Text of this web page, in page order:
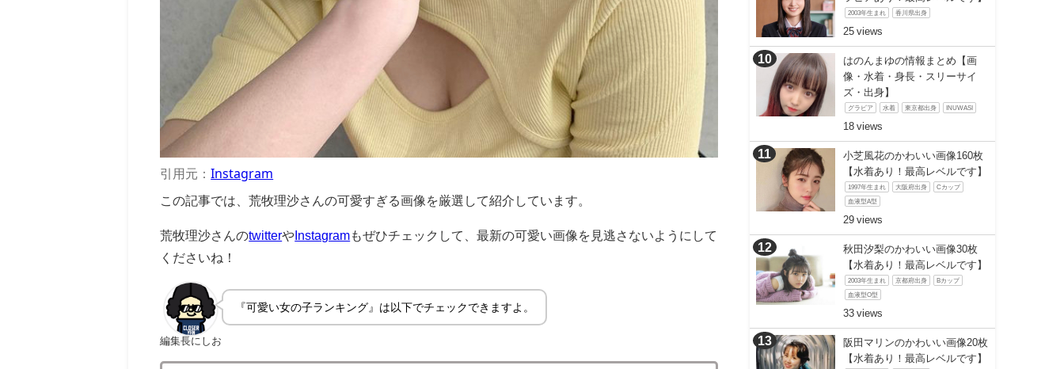
引用元：Instagram
この記事では、荒牧理沙さんの可愛すぎる画像を厳選して紹介しています。
荒牧理沙さんのtwitterや Instagramもぜひチェックして、最新の可愛い画像を見逃さないようにして
くださいね！
編集長にしお
『可愛い女の子ランキング』は以下でチェックできますよ。
2003年生まれ 香川県出身
25
はのんまゆの情報まとめ【画
像・水着・身長・スリーサイ
ズ・出身】
グラビア 水着 東京都出身 INUWASI
18
小芝風花のかわいい画像160枚
【水着あり！最高レベルです】
1997年生まれ 大阪府出身 Cカップ
血液型A型
29
秋田汐梨のかわいい画像30枚
【水着あり！最高レベルです】
2003年生まれ 京都府出身 Bカップ
血液型O型
33
阪田マリンのかわいい画像20枚
【水着あり！最高レベルです】